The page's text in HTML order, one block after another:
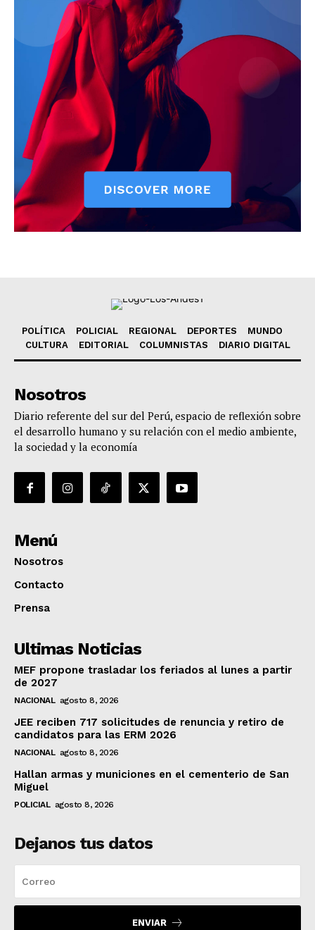
POLÍTICA POLICIAL REGIONAL DEPORTES
MUNDO
CULTURA
EDITORIAL COLUMNISTAS DIARIO DIGITAL
Nosotros
Diario referente del sur del Perú, espacio de reflexión sobre
el desarrollo humano y su relación con el medio ambiente,
la sociedad y la economía
Menú
Nosotros
Contacto
Prensa
Ultimas Noticias
MEF propone trasladar los feriados al lunes a partir
de 2027
NACIONAL agosto 8, 2026
JEE reciben 717 solicitudes de renuncia y retiro de
candidatos para las ERM 2026
NACIONAL agosto 8, 2026
Hallan armas y municiones en el cementerio de San
Miguel
POLICIAL agosto 8, 2026
Dejanos tus datos
ENVIAR